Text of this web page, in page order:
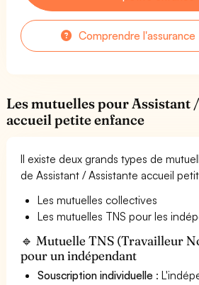
Comprendre
Les mutuelles pour Assistant
accueil petite enfance
Il existe deux grands types de
de Assistant / Assistante accueil
Les mutuelles collectives
Les mutuelles TNS pour les
🔹 Mutuelle TNS (Travailleur
pour un indépendant
Souscription individuelle :